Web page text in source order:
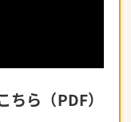
ちら（PDF）